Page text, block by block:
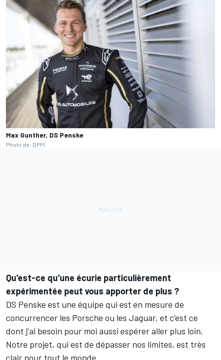
Max Gunther, DS Penske
Photo de: DPPI
Qu'est-ce qu'une écurie particulièrement
expérimentée peut vous apporter de plus ?
DS Penske est une équipe qui est en mesure de
concurrencer les Porsche ou les Jaguar, et c'est ce
dont j'ai besoin pour moi aussi espérer aller plus loin.
Notre projet, qui est de dépasser nos limites, est très
clair pour tout le monde.